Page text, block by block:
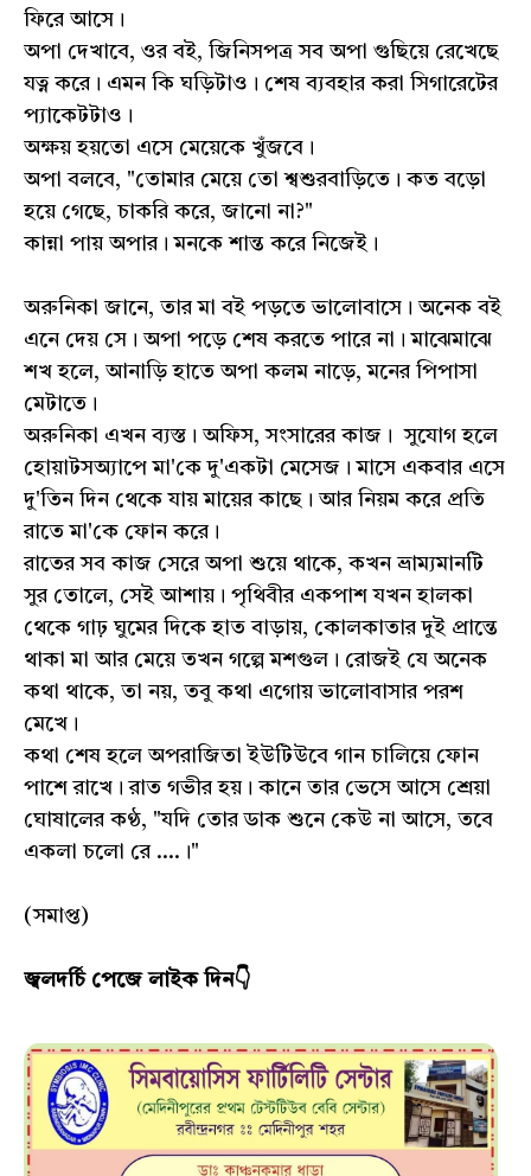
ফিরে আসে।
অপা দেখাবে, ওর বই, জিনিসপত্র সব অপা গুছিয়ে রেখেছে
যত্ন করে। এমন কি ঘড়িটাও। শেষ ব্যবহার করা সিগারেটের
প্যাকেটটাও।
অক্ষয় হয়তো এসে মেয়েকে খুঁজবে।
অপা বলবে, "তোমার মেয়ে তো শ্বশুরবাড়িতে। কত বড়ো
হয়ে গেছে, চাকরি করে, জানো না?"
কান্না পায় অপার। মনকে শান্ত করে নিজেই।
অরুনিকা জানে, তার মা বই পড়তে ভালোবাসে। অনেক বই
এনে দেয় সে। অপা পড়ে শেষ করতে পারে না। মাঝেমাঝে
শখ হলে, আনাড়ি হাতে অপা কলম নাড়ে, মনের পিপাসা
মেটাতে।
অরুনিকা এখন ব্যস্ত। অফিস, সংসারের কাজ। সুযোগ হলে
হোয়াটসঅ্যাপে মা'কে দু'একটা মেসেজ। মাসে একবার এসে
দু'তিন দিন থেকে যায় মায়ের কাছে। আর নিয়ম করে প্রতি
রাতে মা'কে ফোন করে।
রাতের সব কাজ সেরে অপা শুয়ে থাকে, কখন ভ্রাম্যমানটি
সুর তোলে, সেই আশায়। পৃথিবীর একপাশ যখন হালকা
থেকে গাঢ় ঘুমের দিকে হাত বাড়ায়, কোলকাতার দুই প্রান্তে
থাকা মা আর মেয়ে তখন গল্পে মশগুল। রোজই যে অনেক
কথা থাকে, তা নয়, তবু কথা এগোয় ভালোবাসার পরশ
মেখে।
কথা শেষ হলে অপরাজিতা ইউটিউবে গান চালিয়ে ফোন
পাশে রাখে। রাত গভীর হয়। কানে তার ভেসে আসে শ্রেয়া
ঘোষালের কণ্ঠ, "যদি তোর ডাক শুনে কেউ না আসে, তবে
একলা চলো রে ....।"
(সমাপ্ত)
জ্বলদর্চি পেজে লাইক দিন👇